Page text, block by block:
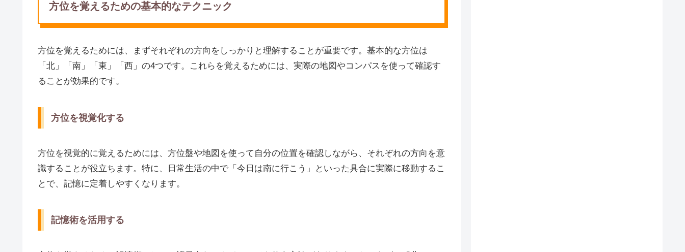
方位を覚えるための基本的なテクニック
方位を覚えるためには、まずそれぞれの方向をしっかりと理解することが重要です。基本的な方位は
「北」「南」「東」「西」の4つです。これらを覚えるためには、実際の地図やコンパスを使って確認す
ることが効果的です。
方位を視覚化する
方位を視覚的に覚えるためには、方位盤や地図を使って自分の位置を確認しながら、それぞれの方向を意
識することが役立ちます。特に、日常生活の中で「今日は南に行こう」といった具合に実際に移動するこ
とで、記憶に定着しやすくなります。
記憶術を活用する